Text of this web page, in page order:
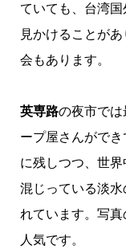
ていても、台湾
見かけることが
会もあります。
英専路の夜市では
ープ屋さんがで
に残しつつ、世
混じっている淡
れています。写
人気です。